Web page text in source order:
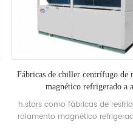
Fábricas de chiller centrífugo de
magnético refrigerado a
h.stars como fábricas de
rolamento magnético